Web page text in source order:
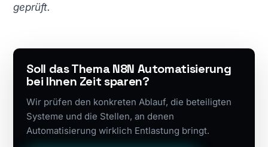
geprüft.
Soll das Thema N8N Automatisierung
bei Ihnen Zeit sparen?
Wir prüfen den konkreten Ablauf, die beteiligten
Systeme und die Stellen, an denen
Automatisierung wirklich Entlastung bringt.